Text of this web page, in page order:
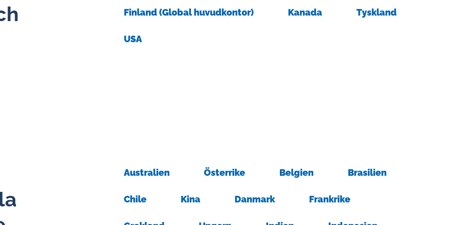
Finland (Global huvudkontor) Kanada Tyskland
USA
Australien Österrike Belgien Brasilien
Chile Kina Danmark Frankrike